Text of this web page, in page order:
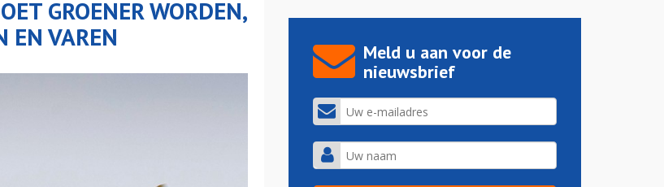
GROENER WORDEN,
EN VAREN
Meld u aan voor de
nieuwsbrief